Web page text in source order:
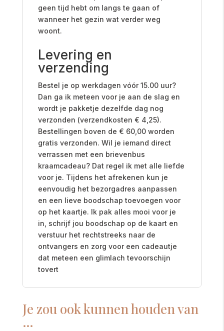
geen tijd hebt om langs te gaan of
wanneer het gezin wat verder weg
woont.
Levering en
verzending
Bestel je op werkdagen vóór 15.00 uur?
Dan ga ik meteen voor je aan de slag en
wordt je pakketje dezelfde dag nog
verzonden (verzendkosten € 4,25).
Bestellingen boven de € 60,00 worden
gratis verzonden. Wil je iemand direct
verrassen met een brievenbus
kraamcadeau? Dat regel ik met alle liefde
voor je. Tijdens het afrekenen kun je
eenvoudig het bezorgadres aanpassen
en een lieve boodschap toevoegen voor
op het kaartje. Ik pak alles mooi voor je
in, schrijf jou boodschap op de kaart en
verstuur het rechtstreeks naar de
ontvangers en zorg voor een cadeautje
dat meteen een glimlach tevoorschijn
tovert
Je zou ook kunnen houden van
…